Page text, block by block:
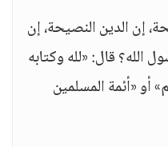
إن الدين النصيحة، إن
الله؟ قال: «لله وكتابه
أو «أئمة المسلمين